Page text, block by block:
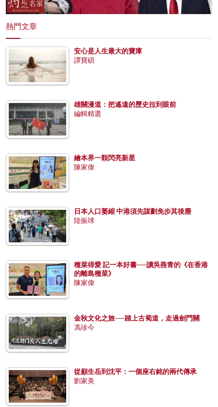
熱門文章
安心是人生最大的寶庫
譚寶碩
雄關漫道：把遙遠的歷史拉到眼前
編輯精選
繪本界一顆閃亮新星
陳家偉
日本人口萎縮 中港須先謀劃免步其後塵
陸振球
種菜得愛 記一本好書──讀吳燕青的《在香港
的離島種菜》
陳家偉
金秋文化之旅──踏上古蜀道，走過劍門關
馮珍今
從顧生岳到沈平：一個座右銘的兩代傳承
劉家美